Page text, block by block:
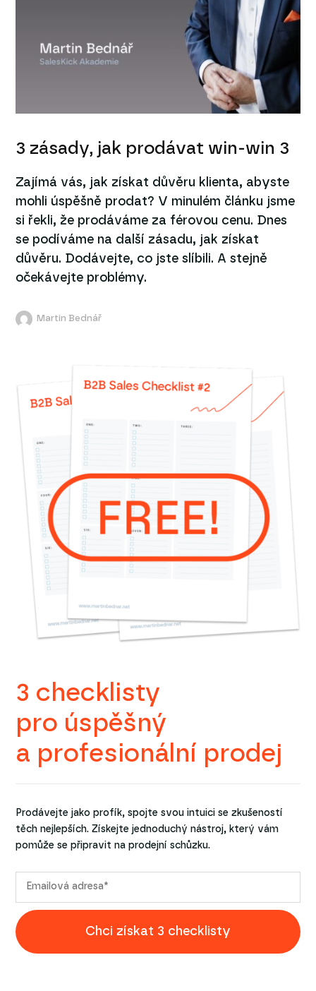
3 zásady, jak prodávat win-win 3
Zajímá vás, jak získat důvěru klienta, abyste
mohli úspěšně prodat? V minulém článku jsme
si řekli, že prodáváme za férovou cenu. Dnes
se podíváme na další zásadu, jak získat
důvěru. Dodávejte, co jste slíbili. A stejně
očekávejte problémy.
Martin Bednář
3 checklisty
pro úspěšný
a profesionální prodej
Prodávejte jako profík, spojte svou intuici se zkušeností
těch nejlepších. Získejte jednoduchý nástroj, který vám
pomůže se připravit na prodejní schůzku.
Chci získat 3 checklisty